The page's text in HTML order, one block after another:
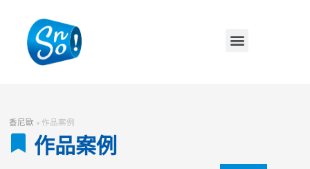
香尼歐 » 作品案例
作品案例